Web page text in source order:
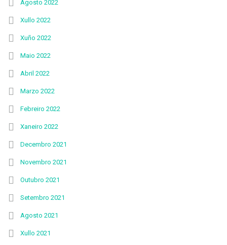
Agosto 2022
Xullo 2022
Xuño 2022
Maio 2022
Abril 2022
Marzo 2022
Febreiro 2022
Xaneiro 2022
Decembro 2021
Novembro 2021
Outubro 2021
Setembro 2021
Agosto 2021
Xullo 2021